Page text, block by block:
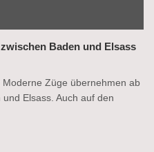
Baden und Elsass
Züge übernehmen ab
Elsass. Auch auf den